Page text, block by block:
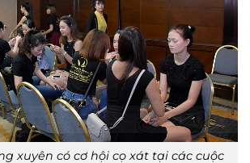
xuyên có cơ hội cọ xát tại các cuộc